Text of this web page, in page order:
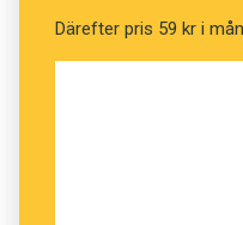
Därefter pris 59 kr i